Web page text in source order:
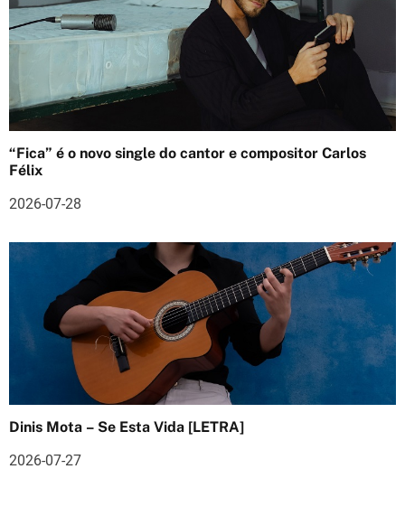
t
i
g
o
s
“Fica” é o novo single do cantor e compositor Carlos
Félix
2026-07-28
Dinis Mota – Se Esta Vida [LETRA]
2026-07-27